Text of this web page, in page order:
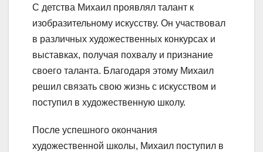
С детства Михаил проявлял талант к
изобразительному искусству. Он участвовал
в различных художественных конкурсах и
выставках, получая похвалу и признание
своего таланта. Благодаря этому Михаил
решил связать свою жизнь с искусством и
поступил в художественную школу.
После успешного окончания
художественной школы, Михаил поступил в